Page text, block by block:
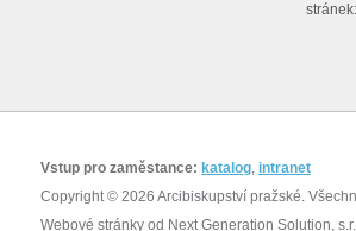
Vstup pro zaměstance: katalog, intranet
Copyright © 2026 Arcibiskupství pražské.
Webové stránky od Next Generation Solution,